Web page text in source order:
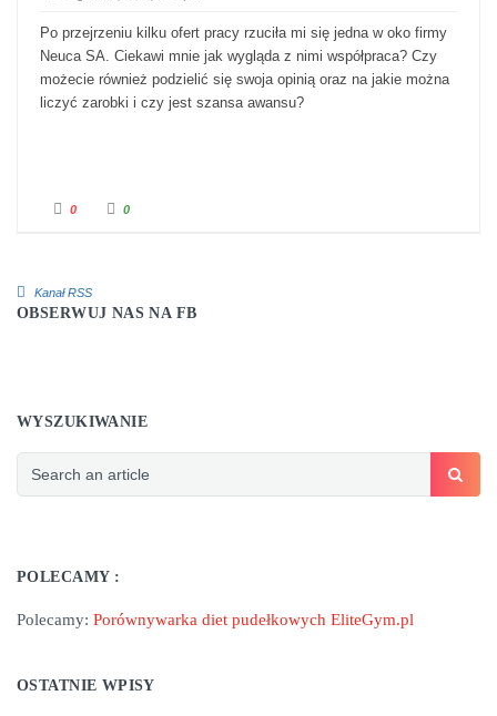
Po przejrzeniu kilku ofert pracy rzuciła mi się jedna w oko firmy
Neuca SA. Ciekawi mnie jak wygląda z nimi współpraca? Czy
możecie również podzielić się swoja opinią oraz na jakie można
liczyć zarobki i czy jest szansa awansu?
Kliknij dla kciuka w dół.
0 Kliknij dla kciuka w górę.
0
Kanał RSS
OBSERWUJ NAS NA FB
WYSZUKIWANIE
POLECAMY :
Polecamy: Porównywarka diet pudełkowych EliteGym.pl
OSTATNIE WPISY